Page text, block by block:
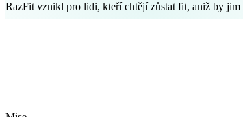
RazFit vznikl pro lidi, kteří chtějí zůstat fit, aniž by jim